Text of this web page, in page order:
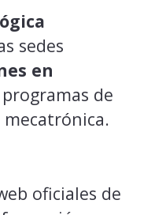
sedes
en
de
oficiales de